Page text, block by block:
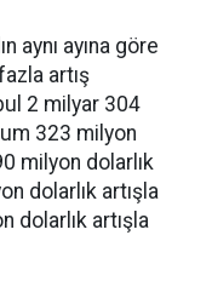
aynı ayına göre
artış
2 milyar 304
323 milyon
milyon dolarlık
dolarlık artışla
dolarlık artışla